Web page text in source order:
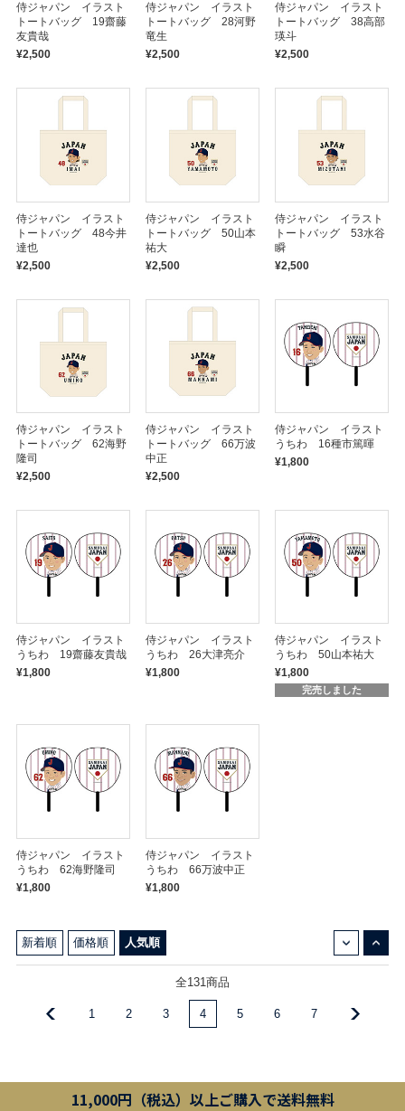
侍ジャパン イラスト
トートバッグ 19齋藤
友貴哉
¥2,500
侍ジャパン イラスト
トートバッグ 28河野
竜生
¥2,500
侍ジャパン イラスト
トートバッグ 38高部
瑛斗
¥2,500
侍ジャパン イラスト
トートバッグ 48今井
達也
¥2,500
侍ジャパン イラスト
トートバッグ 50山本
祐大
¥2,500
侍ジャパン イラスト
トートバッグ 53水谷
瞬
¥2,500
侍ジャパン イラスト
トートバッグ 62海野
隆司
¥2,500
侍ジャパン イラスト
トートバッグ 66万波
中正
¥2,500
侍ジャパン イラスト
うちわ 16種市篤暉
¥1,800
侍ジャパン イラスト
うちわ 19齋藤友貴哉
¥1,800
侍ジャパン イラスト
うちわ 26大津亮介
¥1,800
侍ジャパン イラスト
うちわ 50山本祐大
¥1,800
完売しました
侍ジャパン イラスト
うちわ 62海野隆司
¥1,800
侍ジャパン イラスト
うちわ 66万波中正
¥1,800
新着順 価格順 人気順
全131商品
1 2 3 4 5 6 7
11,000円（税込）以上ご購入で送料無料